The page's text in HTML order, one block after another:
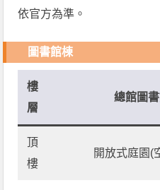
依官方為準。
圖書館棟
樓
層
總館圖
頂
樓
開放式庭園(